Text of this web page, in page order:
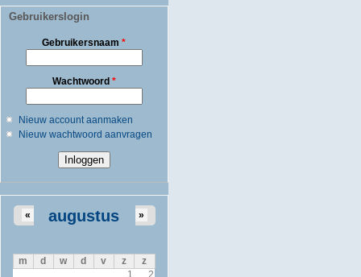
Gebruikerslogin
Gebruikersnaam*
Wachtwoord *
Nieuw account aanmaken
Nieuw wachtwoord aanvragen
augustus
« »
m d w d v z
z
1
2